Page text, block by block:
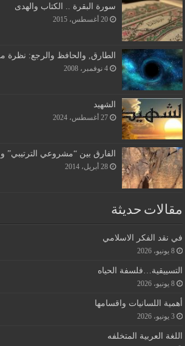
سورة البقرة .. الكتاب والهدى
20 أغسطس، 2015
الطارق, والحافظ والرجع: نظرة
4 نوفمبر، 2008
الشهيد
27 أغسطس، 2024
الفارق بين “مشروعي
28 أبريل، 2014
مقالات حديثة
في نقد الفكر الاسلامي
8 يونيو، 2026
التسييقية…فلسفة الحياه
8 يونيو، 2026
أهمية اللسانيات واقسامها
3 يونيو، 2026
اللغة العربية المتخلفه